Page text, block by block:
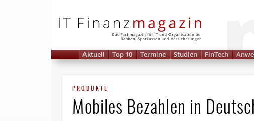
Aktuell Top 10 Termine Studien FinTech
PRODUKTE
Mobiles Bezahlen in